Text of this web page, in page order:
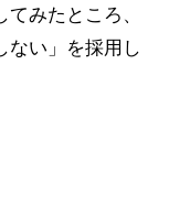
みたところ、
ない」を採用し